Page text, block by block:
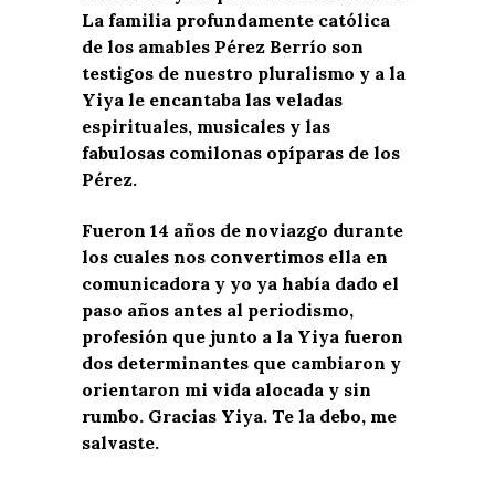
La familia profundamente católica
de los amables Pérez Berrío son
testigos de nuestro pluralismo y a la
Yiya le encantaba las veladas
espirituales, musicales y las
fabulosas comilonas opíparas de los
Pérez.
Fueron 14 años de noviazgo durante
los cuales nos convertimos ella en
comunicadora y yo ya había dado el
paso años antes al periodismo,
profesión que junto a la Yiya fueron
dos determinantes que cambiaron y
orientaron mi vida alocada y sin
rumbo. Gracias Yiya. Te la debo, me
salvaste.